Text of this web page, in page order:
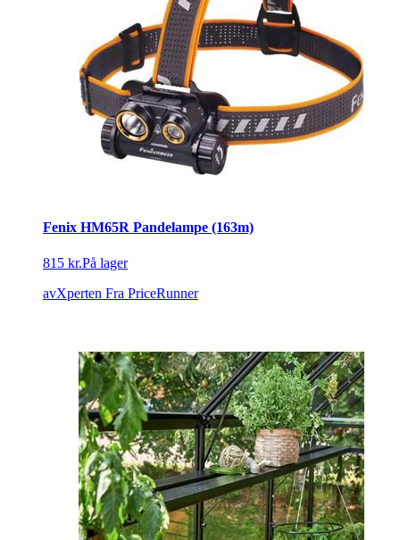
Fenix HM65R Pandelampe (163m)
815 kr.På lager
avXperten Fra PriceRunner